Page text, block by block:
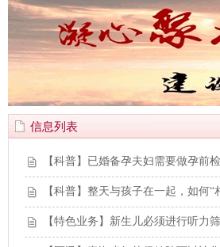
信息列表
【科普】已婚备孕夫妇需要做孕前
【科普】整天与孩子在一起，如何“
【特色业务】新生儿必须进行听力